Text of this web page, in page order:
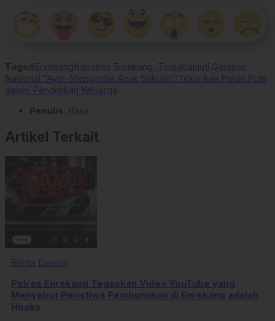
Tags#EnrekangKapolres Enrekang Tindaklanjuti Gerakan
Nasional “Ayah Mengantar Anak Sekolah”Tekankan Peran Polri
dalam Pendidikan Keluarga
Penulis : Basir
Artikel Terkait
Berita Daerah
Polres Enrekang Tegaskan Video YouTube yang
Menyebut Peristiwa Pembunuhan di Enrekang adalah
Hoaks